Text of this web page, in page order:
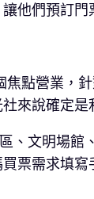
他們預訂門
點營業，
來說確定是
、文明場館
票需求填